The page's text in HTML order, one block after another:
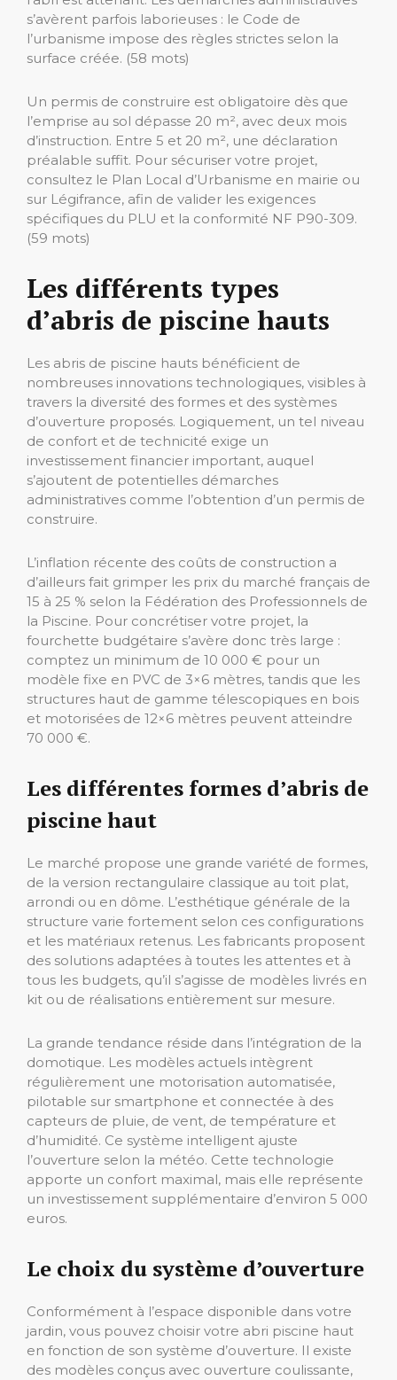
s’avèrent parfois laborieuses : le Code de
l’urbanisme impose des règles strictes selon la
surface créée. (58 mots)
Un permis de construire est obligatoire dès que
l’emprise au sol dépasse 20 m², avec deux mois
d’instruction. Entre 5 et 20 m², une déclaration
préalable suffit. Pour sécuriser votre projet,
consultez le Plan Local d’Urbanisme en mairie ou
sur Légifrance, afin de valider les exigences
spécifiques du PLU et la conformité NF P90-309.
(59 mots)
Les différents types
d’abris de piscine hauts
Les abris de piscine hauts bénéficient de
nombreuses innovations technologiques, visibles à
travers la diversité des formes et des systèmes
d’ouverture proposés. Logiquement, un tel niveau
de confort et de technicité exige un
investissement financier important, auquel
s’ajoutent de potentielles démarches
administratives comme l’obtention d’un permis de
construire.
L’inflation récente des coûts de construction a
d’ailleurs fait grimper les prix du marché français de
15 à 25 % selon la Fédération des Professionnels de
la Piscine. Pour concrétiser votre projet, la
fourchette budgétaire s’avère donc très large :
comptez un minimum de 10 000 € pour un
modèle fixe en PVC de 3×6 mètres, tandis que les
structures haut de gamme télescopiques en bois
et motorisées de 12×6 mètres peuvent atteindre
70 000 €.
Les différentes formes d’abris de
piscine haut
Le marché propose une grande variété de formes,
de la version rectangulaire classique au toit plat,
arrondi ou en dôme. L’esthétique générale de la
structure varie fortement selon ces configurations
et les matériaux retenus. Les fabricants proposent
des solutions adaptées à toutes les attentes et à
tous les budgets, qu’il s’agisse de modèles livrés en
kit ou de réalisations entièrement sur mesure.
La grande tendance réside dans l’intégration de la
domotique. Les modèles actuels intègrent
régulièrement une motorisation automatisée,
pilotable sur smartphone et connectée à des
capteurs de pluie, de vent, de température et
d’humidité. Ce système intelligent ajuste
l’ouverture selon la météo. Cette technologie
apporte un confort maximal, mais elle représente
un investissement supplémentaire d’environ 5 000
euros.
Le choix du système d’ouverture
Conformément à l’espace disponible dans votre
jardin, vous pouvez choisir votre abri piscine haut
en fonction de son système d’ouverture. Il existe
des modèles conçus avec ouverture coulissante,